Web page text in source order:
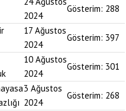
2024
Gösterim: 288
17 Ağustos
2024
Gösterim: 397
10 Ağustos
2024
Gösterim: 301
3 Ağustos
2024
Gösterim: 268